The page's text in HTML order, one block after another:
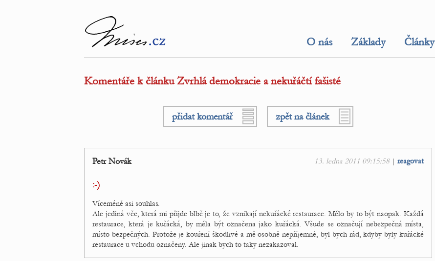
O nás Základy Články
Komentáře k článku Zvrhlá demokracie a nekuřáčtí fašisté
přidat komentář zpět na článek
13. ledna 2011 09:15:58| reagovat
Petr Novák
:-)
Víceméně asi souhlas.
Ale jediná věc, která mi přijde blbě je to, že vznikají nekuřácké restaurace. Mělo by to být naopak. Každá
restaurace, která je kuřácká, by měla být označena jako kuřácká. Všude se označují nebezpečná místa,
místo bezpečných. Protože je kouření škodlivé a mě osobně nepříjemné, byl bych rád, kdyby byly kuřácké
restaurace u vchodu označeny. Ale jinak bych to taky nezakazoval.